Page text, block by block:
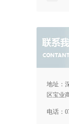
地址：
区宝业
电话：